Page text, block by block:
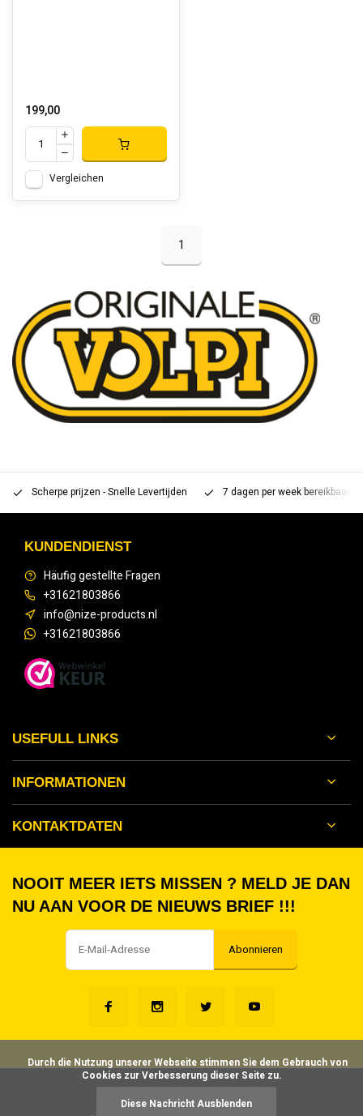
199,00
Vergleichen
1
Scherpe prijzen - Snelle Levertijden 7 dagen per week bereikbaar
KUNDENDIENST
Häufig gestellte Fragen
+31621803866
info@nize-products.nl
+31621803866
USEFULL LINKS
INFORMATIONEN
KONTAKTDATEN
NOOIT MEER IETS MISSEN ? MELD JE DAN
NU AAN VOOR DE NIEUWS BRIEF !!!
Abonnieren
©- Theme made byWebdinge
Cookies zur Verbesserung dieser Seite zu.
Diese Nachricht Ausblenden